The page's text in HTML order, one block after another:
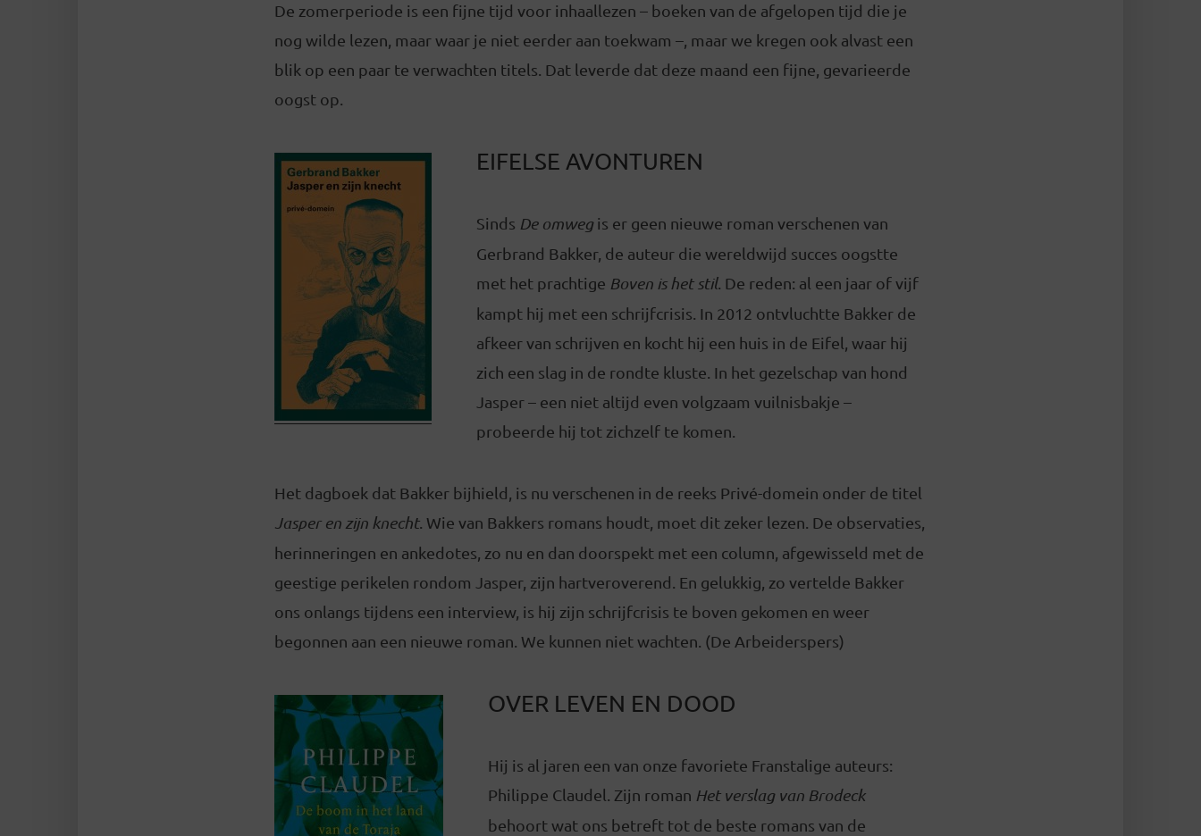
De zomerperiode is een fijne tijd voor inhaallezen – boeken van de afgelopen tijd die je
nog wilde lezen, maar waar je niet eerder aan toekwam –, maar we kregen ook alvast een
blik op een paar te verwachten titels. Dat leverde dat deze maand een fijne, gevarieerde
oogst op.
EIFELSE AVONTUREN
Sinds De omwegis er geen nieuwe roman verschenen van
Gerbrand Bakker, de auteur die wereldwijd succes oogstte
met het prachtige Boven is het stil. De reden: al een jaar of vijf
kampt hij met een schrijfcrisis. In 2012 ontvluchtte Bakker de
afkeer van schrijven en kocht hij een huis in de Eifel, waar hij
zich een slag in de rondte kluste. In het gezelschap van hond
Jasper – een niet altijd even volgzaam vuilnisbakje –
probeerde hij tot zichzelf te komen.
Het dagboek dat Bakker bijhield, is nu verschenen in de reeks Privé-domein onder de titel
Jasper en zijn knecht. Wie van Bakkers romans houdt, moet dit zeker lezen. De observaties,
herinneringen en ankedotes, zo nu en dan doorspekt met een column, afgewisseld met de
geestige perikelen rondom Jasper, zijn hartveroverend. En gelukkig, zo vertelde Bakker
ons onlangs tijdens een interview, is hij zijn schrijfcrisis te boven gekomen en weer
begonnen aan een nieuwe roman. We kunnen niet wachten. (De Arbeiderspers)
OVER LEVEN EN DOOD
Hij is al jaren een van onze favoriete Franstalige auteurs:
Philippe Claudel. Zijn roman Het verslag van Brodeck
behoort wat ons betreft tot de beste romans van de